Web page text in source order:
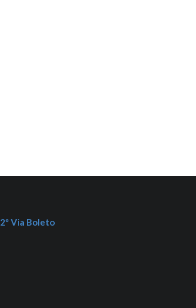
2º Via Boleto